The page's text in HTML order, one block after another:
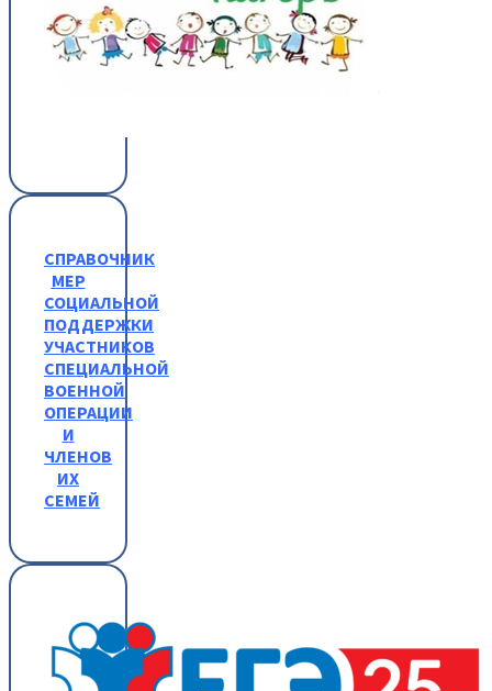
СПРАВОЧНИК
МЕР
СОЦИАЛЬНОЙ
ПОДДЕРЖКИ
УЧАСТНИКОВ
СПЕЦИАЛЬНОЙ
ВОЕННОЙ
ОПЕРАЦИИ
И
ЧЛЕНОВ
ИХ
СЕМЕЙ